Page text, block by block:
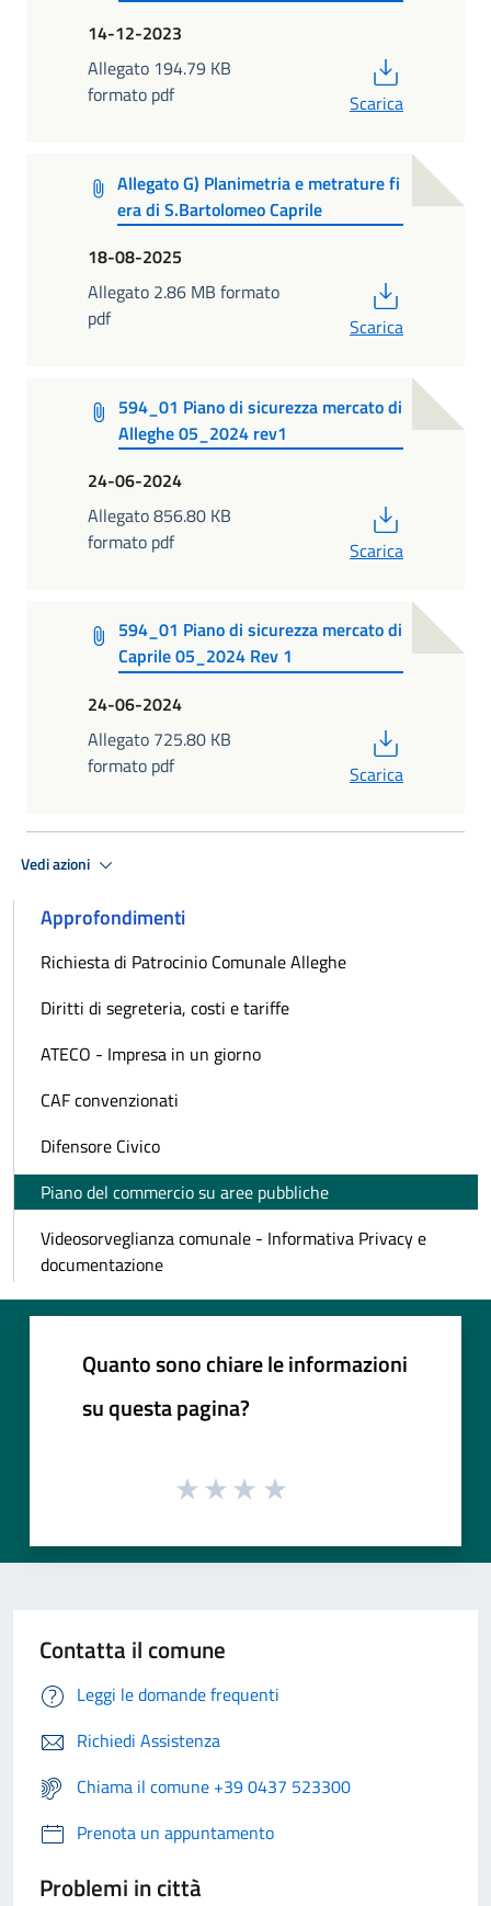
14-12-2023
Allegato 194.79 KB
formato pdf
Scarica
Allegato G) Planimetria e metrature fi
era di S.Bartolomeo Caprile
18-08-2025
Allegato 2.86 MB formato
pdf
Scarica
594_01 Piano di sicurezza mercato di
Alleghe 05_2024 rev1
24-06-2024
Allegato 856.80 KB
formato pdf
Scarica
594_01 Piano di sicurezza mercato di
Caprile 05_2024 Rev 1
24-06-2024
Allegato 725.80 KB
formato pdf
Scarica
Vedi azioni
Approfondimenti
Richiesta di Patrocinio Comunale Alleghe
Diritti di segreteria, costi e tariffe
ATECO - Impresa in un giorno
CAF convenzionati
Difensore Civico
Piano del commercio su aree pubbliche
Videosorveglianza comunale - Informativa Privacy e
documentazione
Quanto sono chiare le informazioni
su questa pagina?
Contatta il comune
Leggi le domande frequenti
Richiedi Assistenza
Chiama il comune +39 0437 523300
Prenota un appuntamento
Problemi in città